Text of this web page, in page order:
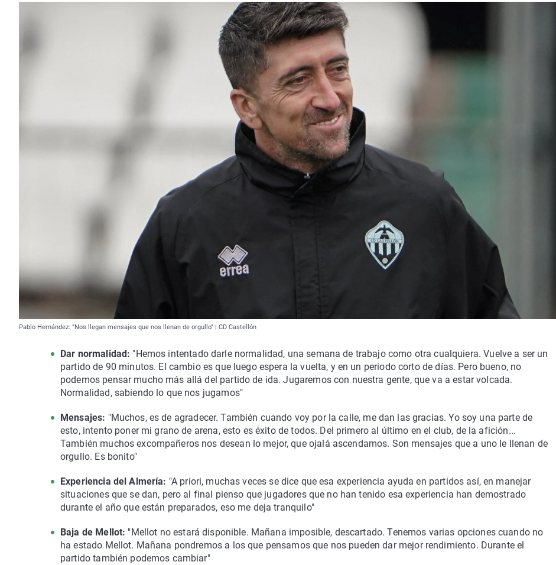
Pablo Hernández: "Nos llegan mensajes que nos llenan de orgullo" | CD Castellón
Dar normalidad: "Hemos intentado darle normalidad, una semana de trabajo como otra cualquiera. Vuelve a ser un
partido de 90 minutos. El cambio es que luego espera la vuelta, y en un periodo corto de días. Pero bueno, no
podemos pensar mucho más allá del partido de ida. Jugaremos con nuestra gente, que va a estar volcada.
Normalidad, sabiendo lo que nos jugamos"
Mensajes: "Muchos, es de agradecer. También cuando voy por la calle, me dan las gracias. Yo soy una parte de
esto, intento poner mi grano de arena, esto es éxito de todos. Del primero al último en el club, de la afición...
También muchos excompañeros nos desean lo mejor, que ojalá ascendamos. Son mensajes que a uno le llenan de
orgullo. Es bonito"
Experiencia del Almería: "A priori, muchas veces se dice que esa experiencia ayuda en partidos así, en manejar
situaciones que se dan, pero al final pienso que jugadores que no han tenido esa experiencia han demostrado
durante el año que están preparados, eso me deja tranquilo"
Baja de Mellot: "Mellot no estará disponible. Mañana imposible, descartado. Tenemos varias opciones cuando no
ha estado Mellot. Mañana pondremos a los que pensamos que nos pueden dar mejor rendimiento. Durante el
partido también podemos cambiar"